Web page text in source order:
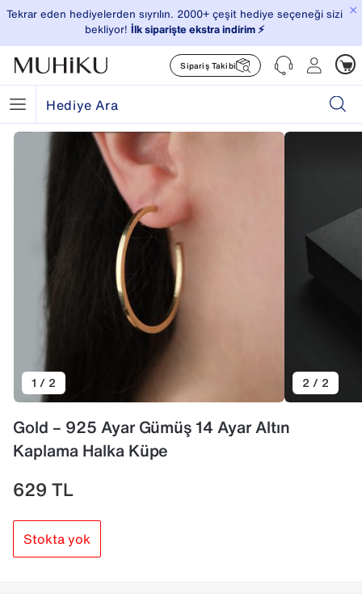
×
Tekrar eden hediyelerden sıyrılın. 2000+ çeşit hediye seçeneği sizi
bekliyor! İlk siparişte ekstra indirim ⚡️
Sipariş Takibi
1 / 2 2 / 2
Gold – 925 Ayar Gümüş 14 Ayar Altın
Kaplama Halka Küpe
629 TL
Stokta yok